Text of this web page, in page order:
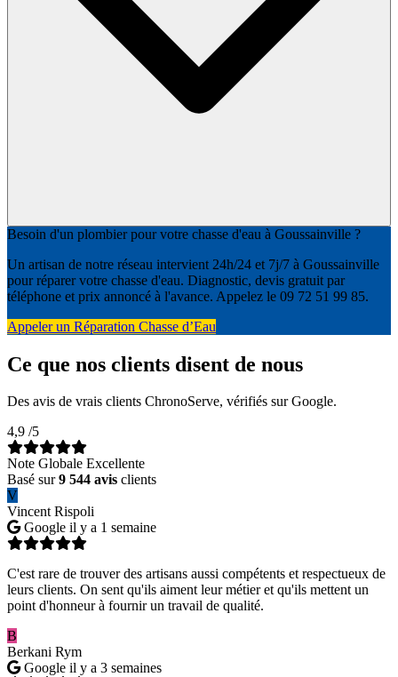
Besoin d'un plombier pour votre chasse d'eau à Goussainville ?
Un artisan de notre réseau intervient 24h/24 et 7j/7 à Goussainville
pour réparer votre chasse d'eau. Diagnostic, devis gratuit par
téléphone et prix annoncé à l'avance. Appelez le 09 72 51 99 85.
Appeler un Réparation Chasse d’Eau
Ce que nos clients disent de nous
Des avis de vrais clients ChronoServe, vérifiés sur Google.
4,9 /5
Note Globale Excellente
Basé sur9 544 avis clients
V
Vincent Rispoli
Google il y a 1 semaine
C'est rare de trouver des artisans aussi compétents et respectueux de
leurs clients. On sent qu'ils aiment leur métier et qu'ils mettent un
point d'honneur à fournir un travail de qualité.
B
Berkani Rym
Google il y a 3 semaines